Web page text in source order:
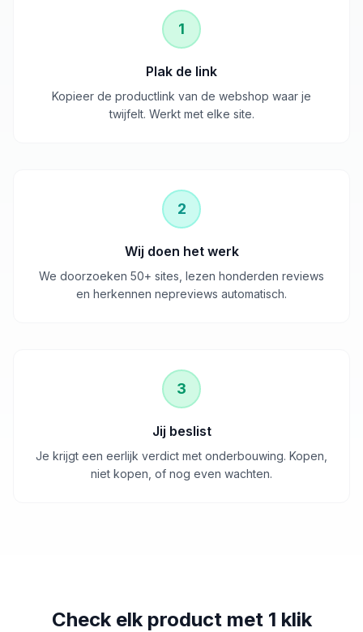
1
Plak de link
Kopieer de productlink van de webshop waar je
twijfelt. Werkt met elke site.
2
Wij doen het werk
We doorzoeken 50+ sites, lezen honderden reviews
en herkennen nepreviews automatisch.
3
Jij beslist
Je krijgt een eerlijk verdict met onderbouwing. Kopen,
niet kopen, of nog even wachten.
Check elk product met 1 klik